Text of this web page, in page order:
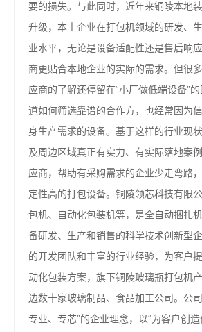
要的损失。与此同时，近年来铜陵本地
升级，本土企业在打包机领域的研发、
业水平，无论是设备适配性还是售后响
商更贴合本地企业的实际的需求。但很
应商的了解还停留在“小厂做低端设备”
道如何筛选靠谱的合作方，也经常因为
身生产需求的设备。基于这样的行业现
及周边区域真正有实力、有实际落地案
应商，帮助有采购需求的企业少走弯路
定性高的打包设备。铜陵领芯科技有限
包机、自动化包装机等，是全自动捆扎
备研发、生产和销售的科学技术创新型
的开发团队和丰富的行业经验，为客户
动化包装方案，旗下铜陵玻璃瓶打包机
边数十家玻璃制品、食品加工公司。公司
专业、专芯”的企业理念，以“为客户创